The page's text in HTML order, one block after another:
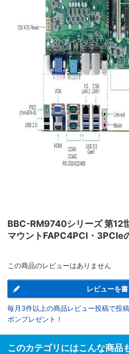
BBC-RM9740シリーズ 第12
マウントFAPC4PCI・3PCIe
この商品のレビューはありません
レビューを書
毎月3件以上の商品レビュー投稿で投
ポンプレゼント！
このカテゴリにはこんな商品